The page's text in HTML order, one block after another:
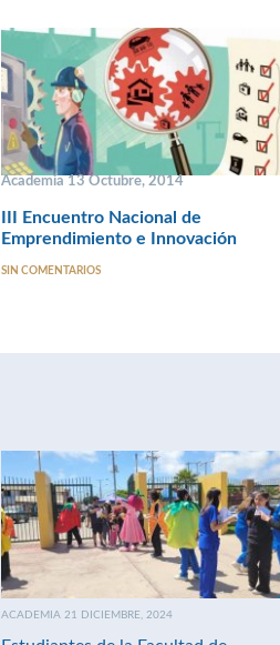
Academia 13 Octubre, 2014
III Encuentro Nacional de
Emprendimiento e Innovación
SIN COMENTARIOS
ACADEMIA 21 DICIEMBRE, 2024